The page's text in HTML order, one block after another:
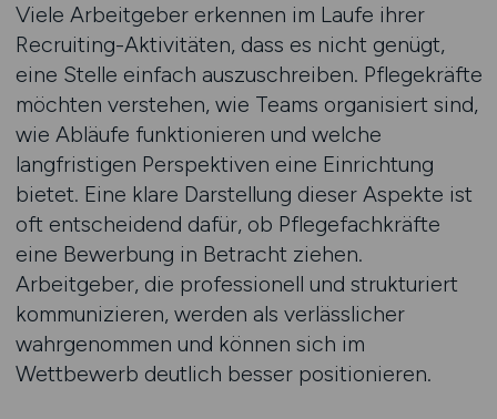
Viele Arbeitgeber erkennen im Laufe ihrer
Recruiting-Aktivitäten, dass es nicht genügt,
eine Stelle einfach auszuschreiben. Pflegekräfte
möchten verstehen, wie Teams organisiert sind,
wie Abläufe funktionieren und welche
langfristigen Perspektiven eine Einrichtung
bietet. Eine klare Darstellung dieser Aspekte ist
oft entscheidend dafür, ob Pflegefachkräfte
eine Bewerbung in Betracht ziehen.
Arbeitgeber, die professionell und strukturiert
kommunizieren, werden als verlässlicher
wahrgenommen und können sich im
Wettbewerb deutlich besser positionieren.